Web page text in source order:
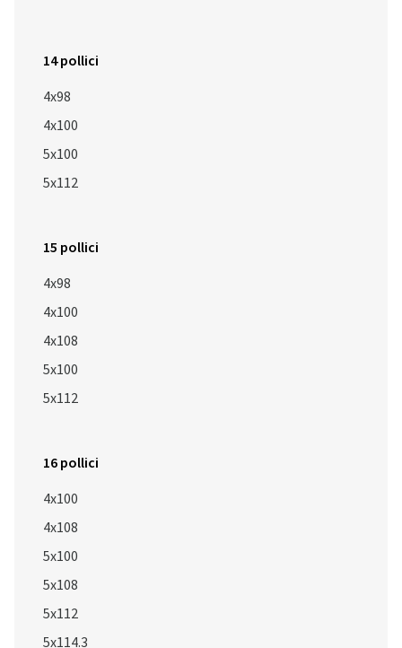
14 pollici
4x98
4x100
5x100
5x112
15 pollici
4x98
4x100
4x108
5x100
5x112
16 pollici
4x100
4x108
5x100
5x108
5x112
5x114.3